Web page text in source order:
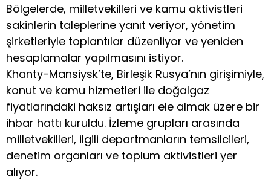
Bölgelerde, milletvekilleri ve kamu aktivistleri
sakinlerin taleplerine yanıt veriyor, yönetim
şirketleriyle toplantılar düzenliyor ve yeniden
hesaplamalar yapılmasını istiyor.
Khanty-Mansiysk’te, Birleşik Rusya’nın girişimiyle,
konut ve kamu hizmetleri ile doğalgaz
fiyatlarındaki haksız artışları ele almak üzere bir
ihbar hattı kuruldu. İzleme grupları arasında
milletvekilleri, ilgili departmanların temsilcileri,
denetim organları ve toplum aktivistleri yer
alıyor.